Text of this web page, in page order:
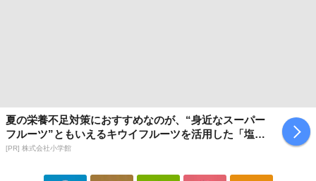
夏の栄養不足対策におすすめなのが、“身近なスーパー
フルーツ”ともいえるキウイフルーツを活用した「塩キ
ウイ」
[PR] 株式会社小学館